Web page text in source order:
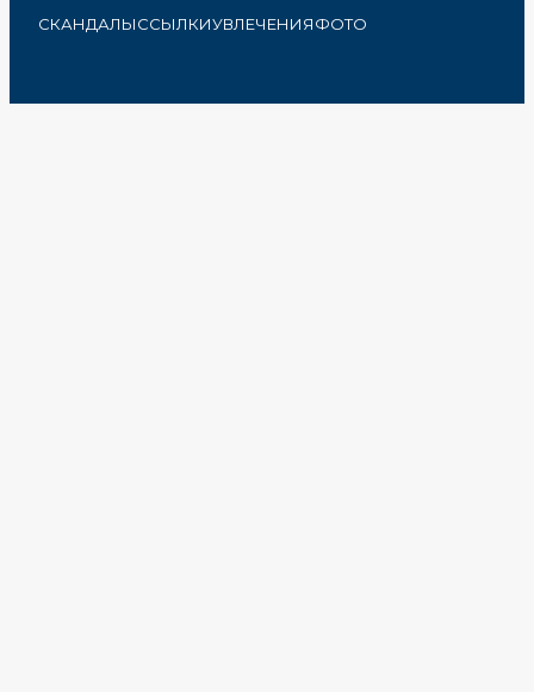
СКАНДАЛЫССЫЛКИУВЛЕЧЕНИЯФОТО